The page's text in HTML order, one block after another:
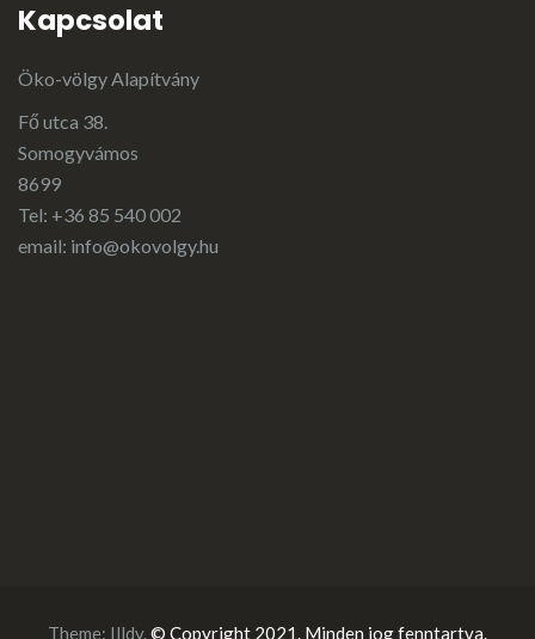
Kapcsolat
Öko-völgy Alapítvány
Fő utca 38.
Somogyvámos
8699
Tel: +36 85 540 002
email: info@okovolgy.hu
Theme: Illdy.© Copyright 2021. Minden jog fenntartva.